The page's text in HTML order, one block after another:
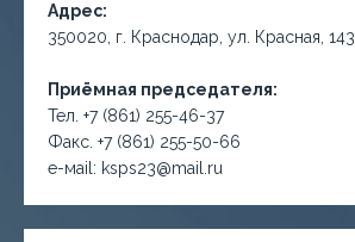
Адрес:
350020, г. Краснодар, ул. Красная, 143
Приёмная председателя:
Тел. +7 (861) 255-46-37
Факс. +7 (861) 255-50-66
е-маil: ksps23@mail.ru